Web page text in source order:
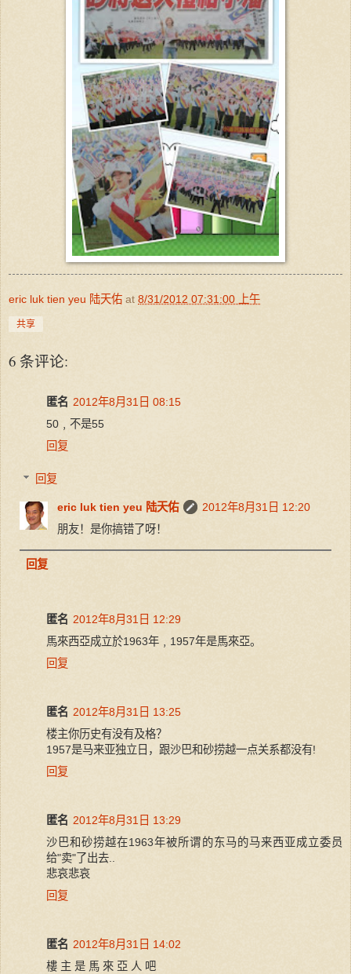
eric luk tien yeu 陆天佑 at 8/31/2012 07:31:00 上午
共享
6 条评论:
匿名 2012年8月31日 08:15
50﹐不是55
回复
回复
eric luk tien yeu 陆天佑
2012年8月31日 12:20
朋友！是你搞错了呀！
回复
匿名 2012年8月31日 12:29
馬來西亞成立於1963年﹐1957年是馬來亞。
回复
匿名 2012年8月31日 13:25
楼主你历史有没有及格？
1957是马来亚独立日，跟沙巴和砂捞越一点关系都没有!
回复
匿名 2012年8月31日 13:29
沙巴和砂捞越在1963年被所谓的东马的马来西亚成立委员
给"卖"了出去..
悲哀悲哀
回复
匿名 2012年8月31日 14:02
樓 主 是 馬 來 亞 人 吧